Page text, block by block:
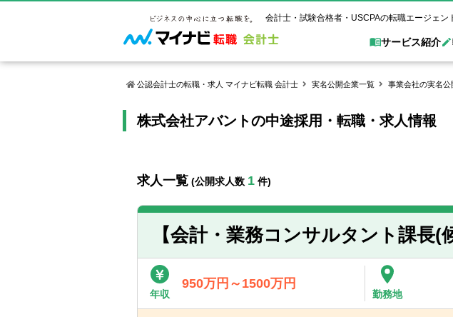
会計士・試験合格者・USCPAの転職エージェン
サービス紹介
サービス紹介
マイナビ転職 会計士とは？ Web面談
転職お役立ち情報
ご状況別転職ガイド
はじめての転職の方へ
2回目以降の転職の方へ 未経験分野
業界情報
会計士試験情報
試験科目一覧
試験合格後の流れ
求人情報
保有資格別求人情報
公認会計士試験合格
USCPA（米国公認会計士）
コ
ム
公認会計士の転職・求人 マイナビ転職 会計士 実名公開企業一覧 事業会社の実名公
株式会社アバントの中途採用・転職・求人情報
求人一覧 (公開求人数 1 件)
【会計・業務コンサルタント課長(
年収
950万円～1500万円
勤務地